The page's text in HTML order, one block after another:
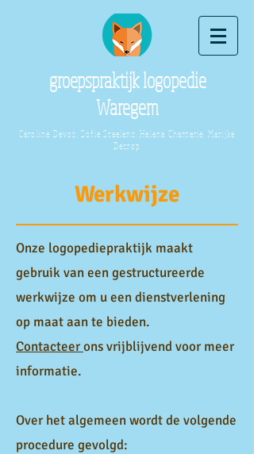
groepspraktijk logopedie
Waregem
Caroline Devos, Sofie Staelens, Helena Chanterie, Marijke
Decrop
Werkwijze
Onze logopediepraktijk maakt
gebruik van een gestructureerde
werkwijze om u een dienstverlening
op maat aan te bieden.
Contacteerons vrijblijvend voor meer
informatie.
Over het algemeen wordt de volgende
procedure gevolgd: